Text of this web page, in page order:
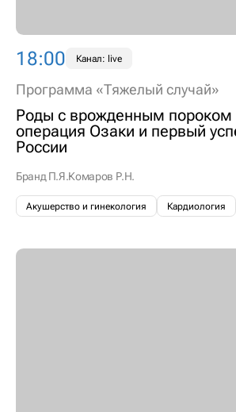
18:00 Канал: live
Программа «Тяжелый случай»
Роды с врожденным пороком
операция Озаки и первый
России
Бранд П.Я.Комаров Р.Н.
Акушерство и гинекология Кардиология